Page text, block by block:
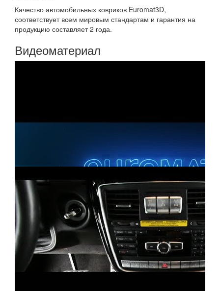
Качество автомобильных ковриков Euromat3D,
соответствует всем мировым стандартам и гарантия на
продукцию составляет 2 года.
Видеоматериал